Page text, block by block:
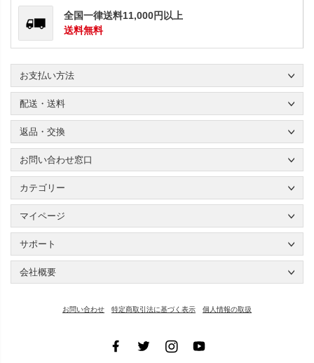
全国一律送料11,000円以上
送料無料
お支払い方法
配送・送料
返品・交換
お問い合わせ窓口
カテゴリー
マイページ
サポート
会社概要
お問い合わせ 特定商取引法に基づく表示 個人情報の取扱